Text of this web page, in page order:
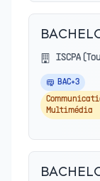
ISCPA
BAC+3
Multimédia